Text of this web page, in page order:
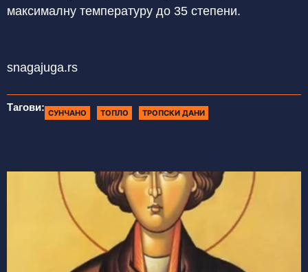
максималну температуру до 35 степени.
snagajuga.rs
Тагови: СУНЧАНО ТОПЛО ТРОПСКИ ДАНИ